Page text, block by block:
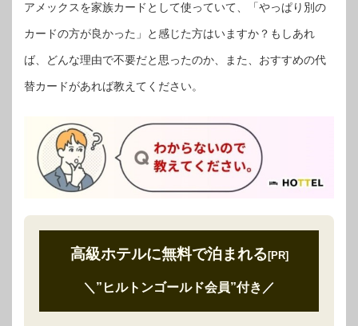
アメックスを家族カードとして使っていて、「やっぱり別の
カードの方が良かった」と感じた方はいますか？もしあれ
ば、どんな理由で不要だと思ったのか、また、おすすめの代
替カードがあれば教えてください。
高級ホテルに無料で泊まれる [PR]
＼”ヒルトンゴールド会員”付き ／